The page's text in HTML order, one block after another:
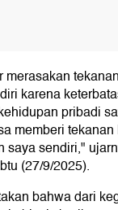
karena
pribadi
memberi
saya sendiri,"
(27/9/2025).
bahwa dari